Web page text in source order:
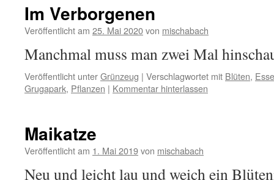
Im Verborgenen
Veröffentlicht am 25. Mai 2020von mischabach
Manchmal muss man zwei Mal
Veröffentlicht unterGrünzeug | Verschlagwortet mit Blüten,
Grugapark, Pflanzen | Kommentar hinterlassen
Maikatze
Veröffentlicht am 1. Mai 2019von mischabach
Neu und leicht lau und weich ein